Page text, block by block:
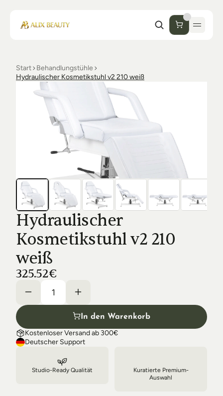
Start
Unternehmen
Desinfektion
Ästhetik
Luxmer
FAQs
Orders & Returns
Shipping & Delivery
Start
Behandlungstühle
Hydraulischer Kosmetikstuhl v2 210 weiß
Hydraulischer
Kosmetikstuhl v2 210
weiß
325.52€
In den Warenkorb
Kostenloser Versand ab 300€
Deutscher Support
Studio-Ready Qualität
Kuratierte Premium-
Auswahl